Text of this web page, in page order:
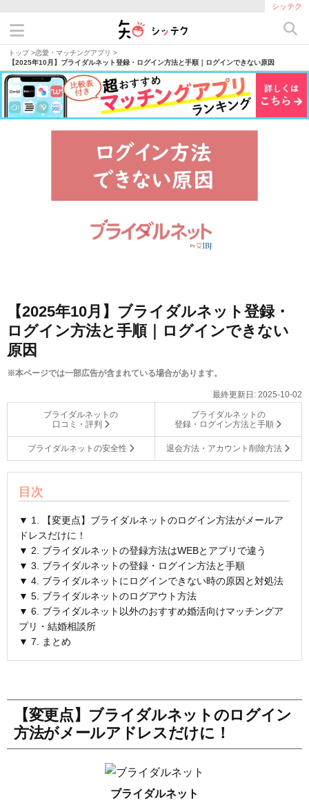
シッテク
トップ>恋愛・マッチングアプリ >
【2025年10月】ブライダルネット登録・ログイン方法と手順｜ログインできない原因
【2025年10月】ブライダルネット登録・
ログイン方法と手順｜ログインできない
原因
※本ページでは一部広告が含まれている場合があります。
最終更新日: 2025-10-02
ブライダルネットの
口コミ・評判
ブライダルネットの
登録・ログイン方法と手順
ブライダルネットの安全性 退会方法・アカウント削除方法
目次
▼ 1. 【変更点】ブライダルネットのログイン方法がメールア
ドレスだけに！
▼ 2. ブライダルネットの登録方法はWEBとアプリで違う
▼ 3. ブライダルネットの登録・ログイン方法と手順
▼ 4. ブライダルネットにログインできない時の原因と対処法
▼ 5. ブライダルネットのログアウト方法
▼ 6. ブライダルネット以外のおすすめ婚活向けマッチングア
プリ・結婚相談所
▼ 7. まとめ
【変更点】ブライダルネットのログイン
方法がメールアドレスだけに！
ブライダルネット